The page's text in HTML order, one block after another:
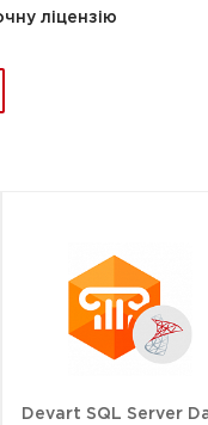
ліцензію
Devart SQL Server